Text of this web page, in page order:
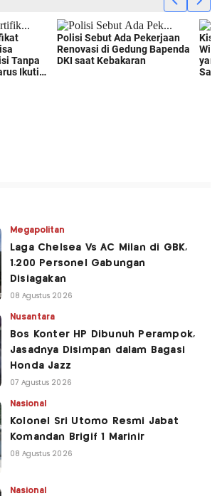
Megapolitan
Laga Chelsea Vs AC Milan di GBK,
1.200 Personel Gabungan
Disiagakan
08 Agustus 2026
Nusantara
Bos Konter HP Dibunuh Perampok,
Jasadnya Disimpan dalam Bagasi
Honda Jazz
07 Agustus 2026
Nasional
Kolonel Sri Utomo Resmi Jabat
Komandan Brigif 1 Marinir
08 Agustus 2026
Nasional